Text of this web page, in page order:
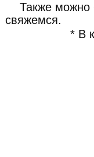
Также можно
свяжемся.
* В